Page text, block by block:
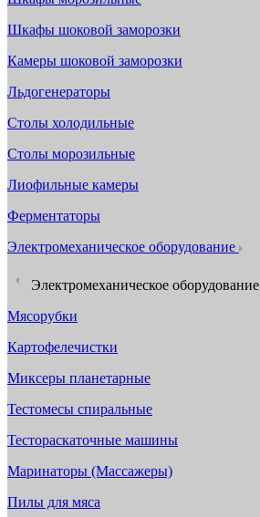
Шкафы шоковой заморозки
Камеры шоковой заморозки
Льдогенераторы
Столы холодильные
Столы морозильные
Лиофильные камеры
Ферментаторы
Электромеханическое оборудование
Электромеханическое оборудование
Мясорубки
Картофелечистки
Миксеры планетарные
Тестомесы спиральные
Тестораскаточные машины
Маринаторы (Массажеры)
Пилы для мяса